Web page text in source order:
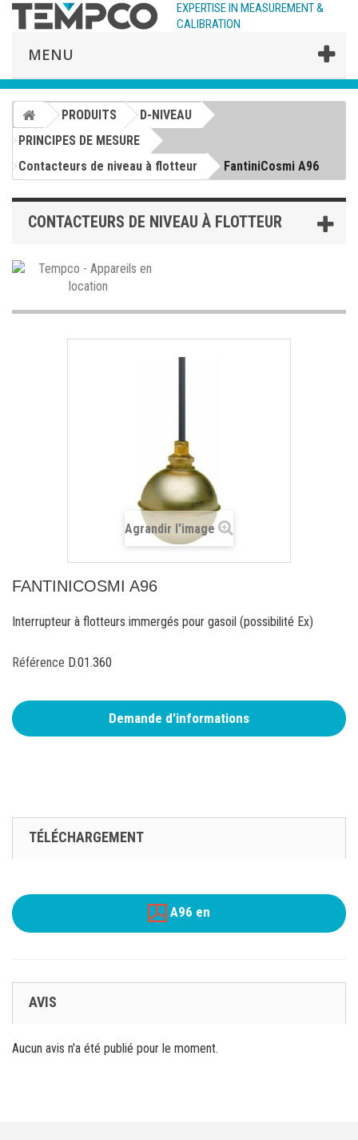
EXPERTISE IN MEASUREMENT &
CALIBRATION
MENU
PRODUITS
D-NIVEAU
PRINCIPES DE MESURE
Contacteurs de niveau à flotteur
FantiniCosmi A96
CONTACTEURS DE NIVEAU À FLOTTEUR
Agrandir l'image
FANTINICOSMI A96
Interrupteur à flotteurs immergés pour gasoil (possibilité Ex)
Référence D.01.360
Demande d'informations
TÉLÉCHARGEMENT
A96 en
AVIS
Aucun avis n'a été publié pour le moment.